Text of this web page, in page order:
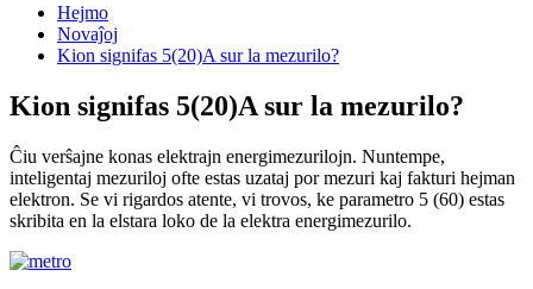
Hejmo
Novaĵoj
Kion signifas 5(20)A sur la mezurilo?
Kion signifas 5(20)A sur la mezurilo?
Ĉiu verŝajne konas elektrajn energimezurilojn. Nuntempe,
inteligentaj mezuriloj ofte estas uzataj por mezuri kaj fakturi hejman
elektron. Se vi rigardos atente, vi trovos, ke parametro 5 (60) estas
skribita en la elstara loko de la elektra energimezurilo.